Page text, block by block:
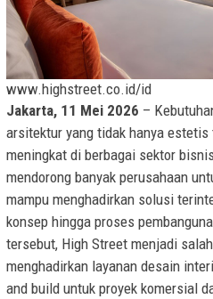
www.highstreet.co.id/id
Jakarta, 11 Mei 2026 –
arsitektur yang tidak hanya
meningkat di berbagai sektor
mendorong banyak perusahaan
mampu menghadirkan solusi
konsep hingga proses
tersebut, High Street menjadi
menghadirkan layanan desain
and build untuk proyek komersial